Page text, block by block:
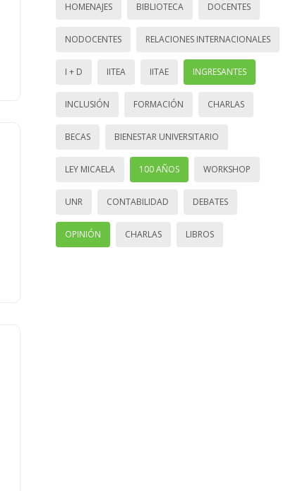
HOMENAJES BIBLIOTECA DOCENTES
NODOCENTES RELACIONES INTERNACIONALES
I + D IITEA IITAE INGRESANTES
INCLUSIÓN FORMACIÓN CHARLAS
BECAS BIENESTAR UNIVERSITARIO
LEY MICAELA 100 AÑOS WORKSHOP
UNR CONTABILIDAD DEBATES
OPINIÓN CHARLAS LIBROS